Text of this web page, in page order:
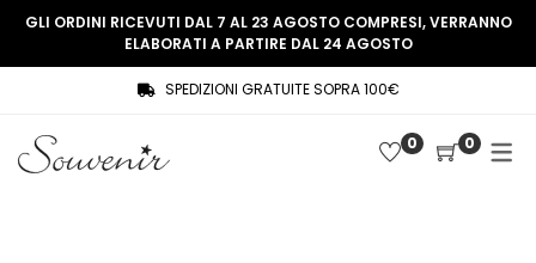
SHOP
Souvenir Privée
COLLEZIONE
THREE WOMEN, ONE MEMORY
GLI ORDINI RICEVUTI DAL 7 AL 23 AGOSTO COMPRESI, VERRANNO
ELABORATI A PARTIRE DAL 24 AGOSTO
SPEDIZIONI GRATUITE SOPRA 100€
0 0